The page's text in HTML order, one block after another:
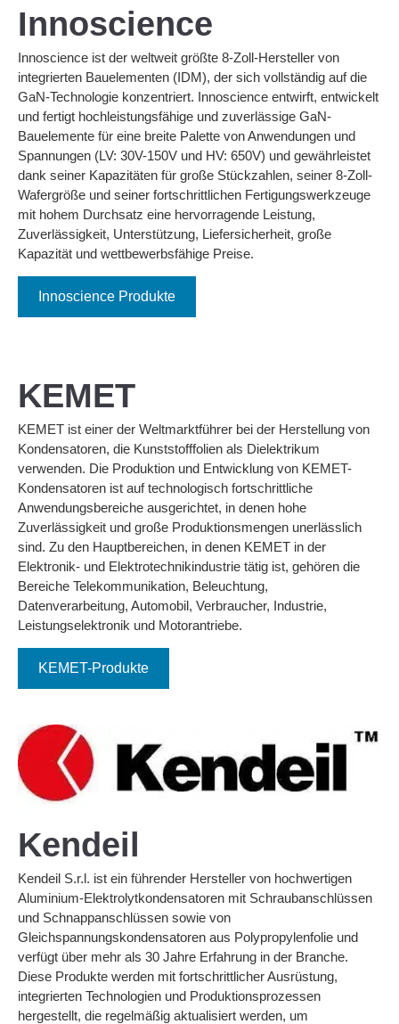
Innoscience
Innoscience ist der weltweit größte 8-Zoll-Hersteller von
integrierten Bauelementen (IDM), der sich vollständig auf die
GaN-Technologie konzentriert. Innoscience entwirft, entwickelt
und fertigt hochleistungsfähige und zuverlässige GaN-
Bauelemente für eine breite Palette von Anwendungen und
Spannungen (LV: 30V-150V und HV: 650V) und gewährleistet
dank seiner Kapazitäten für große Stückzahlen, seiner 8-Zoll-
Wafergröße und seiner fortschrittlichen Fertigungswerkzeuge
mit hohem Durchsatz eine hervorragende Leistung,
Zuverlässigkeit, Unterstützung, Liefersicherheit, große
Kapazität und wettbewerbsfähige Preise.
Innoscience Produkte
KEMET
KEMET ist einer der Weltmarktführer bei der Herstellung von
Kondensatoren, die Kunststofffolien als Dielektrikum
verwenden. Die Produktion und Entwicklung von KEMET-
Kondensatoren ist auf technologisch fortschrittliche
Anwendungsbereiche ausgerichtet, in denen hohe
Zuverlässigkeit und große Produktionsmengen unerlässlich
sind. Zu den Hauptbereichen, in denen KEMET in der
Elektronik- und Elektrotechnikindustrie tätig ist, gehören die
Bereiche Telekommunikation, Beleuchtung,
Datenverarbeitung, Automobil, Verbraucher, Industrie,
Leistungselektronik und Motorantriebe.
KEMET-Produkte
Kendeil
Kendeil S.r.l. ist ein führender Hersteller von hochwertigen
Aluminium-Elektrolytkondensatoren mit Schraubanschlüssen
und Schnappanschlüssen sowie von
Gleichspannungskondensatoren aus Polypropylenfolie und
verfügt über mehr als 30 Jahre Erfahrung in der Branche.
Diese Produkte werden mit fortschrittlicher Ausrüstung,
integrierten Technologien und Produktionsprozessen
hergestellt, die regelmäßig aktualisiert werden, um